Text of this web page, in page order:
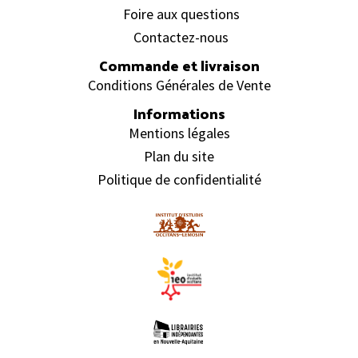
Foire aux questions
Contactez-nous
Commande et livraison
Conditions Générales de Vente
Informations
Mentions légales
Plan du site
Politique de confidentialité